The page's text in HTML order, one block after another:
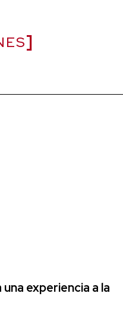
experiencia a la